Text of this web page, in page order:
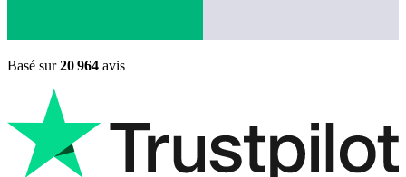
Basé sur20 964 avis